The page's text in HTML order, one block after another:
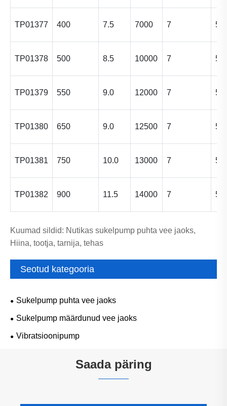
TP01377 400 7.5 7000 7 5
TP01378 500 8.5 10000 7 5
TP01379 550 9.0 12000 7 5
TP01380 650 9.0 12500 7 5
TP01381 750 10.0 13000 7 5
TP01382 900 11.5 14000 7 5
Kuumad sildid: Nutikas sukelpump puhta vee jaoks,
Hiina, tootja, tarnija, tehas
Seotud kategooria
Sukelpump puhta vee jaoks
Sukelpump määrdunud vee jaoks
Vibratsioonipump
Saada päring